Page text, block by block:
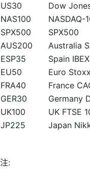
US30
Dow
NAS100
NASDAQ-
SPX500
SPX500
AUS200
Australia
ESP35
Spain
EU50
Euro
FRA40
France
GER30
Germany
UK100
UK FTSE
JP225
Japan
注: